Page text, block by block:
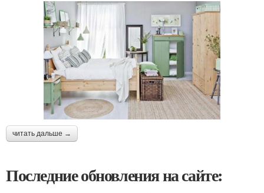
читать дальше →
Последние обновления на сайте: